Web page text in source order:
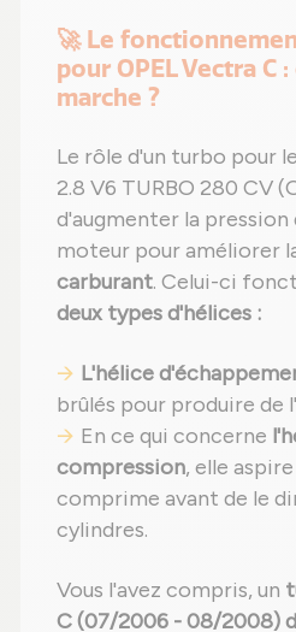
🚀 Le
pour OPEL Vectra C
marche ?
Le rôle d'un turbo pour
2.8 V6 TURBO 280 CV
d'augmenter la pression
moteur pour améliorer
carburant. Celui-ci
deux types d'hélices :
L'hélice
brûlés pour produire de
En ce qui concerne
compression, elle
comprime avant de le
cylindres.
Vous l'avez compris, un
C (07/2006 - 08/2008)